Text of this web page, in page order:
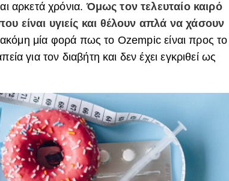
αρκετά χρόνια.Όμως τον τελευταίο καιρό
είναι υγιείς και θέλουν απλά να χάσουν
ακόμη μία φορά πως το Ozempic είναι προς το
για τον διαβήτη και δεν έχει εγκριθεί ως